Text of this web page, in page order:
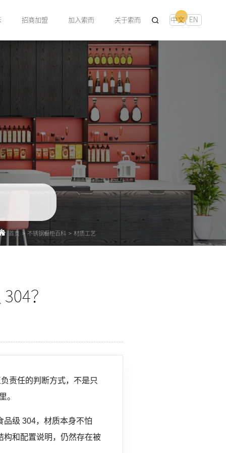
招商加盟 加入索而 关于索而 中文 EN
首页 > 不锈钢橱柜百科 > 材质工艺
？
责任的判断方式，不是只
。
品级 304，材质本身不怕
构和配置说明，仍然存在被